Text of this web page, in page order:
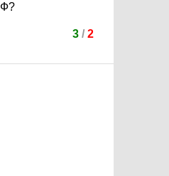
3/ 2